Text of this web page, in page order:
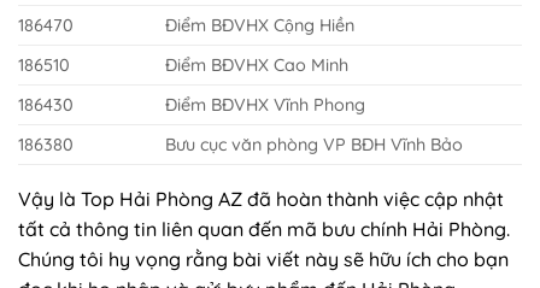
186470
Điểm BĐVHX Cộng Hiền
186510
Điểm BĐVHX Cao Minh
186430
Điểm BĐVHX Vĩnh Phong
186380
Bưu cục văn phòng VP BĐH Vĩnh Bảo
Vậy là Top Hải Phòng AZ đã hoàn thành việc cập nhật
tất cả thông tin liên quan đến mã bưu chính Hải Phòng.
Chúng tôi hy vọng rằng bài viết này sẽ hữu ích cho bạn